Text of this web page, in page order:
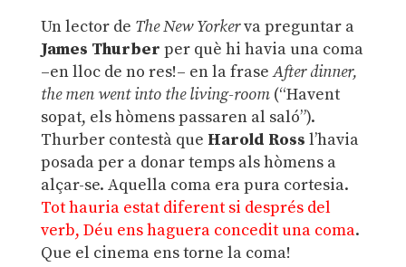
Un lector de The New Yorkerva preguntar a
James Thurber per què hi havia una coma
–en lloc de no res!– en la fraseAfter dinner,
the men went into the living-room(“Havent
sopat, els hòmens passaren al saló”).
Thurber contestà que Harold Ross l’havia
posada per a donar temps als hòmens a
alçar-se. Aquella coma era pura cortesia.
Tot hauria estat diferent si després del
verb, Déu ens haguera concedit una coma.
Que el cinema ens torne la coma!